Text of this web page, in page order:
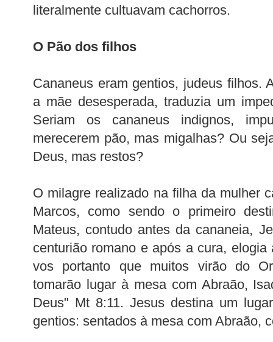
literalmente cultuavam cachorros.
O Pão dos filhos
Cananeus eram gentios, judeus filhos.
a mãe desesperada, traduzia um
Seriam os cananeus indignos,
merecerem pão, mas migalhas? Ou
Deus, mas restos?
O milagre realizado na filha da mulher
Marcos, como sendo o primeiro
Mateus, contudo antes da cananeia,
centurião romano e após a cura,
vos portanto que muitos virão do
tomarão lugar à mesa com Abraão,
Deus" Mt 8:11. Jesus destina um
gentios: sentados à mesa com Abraão,